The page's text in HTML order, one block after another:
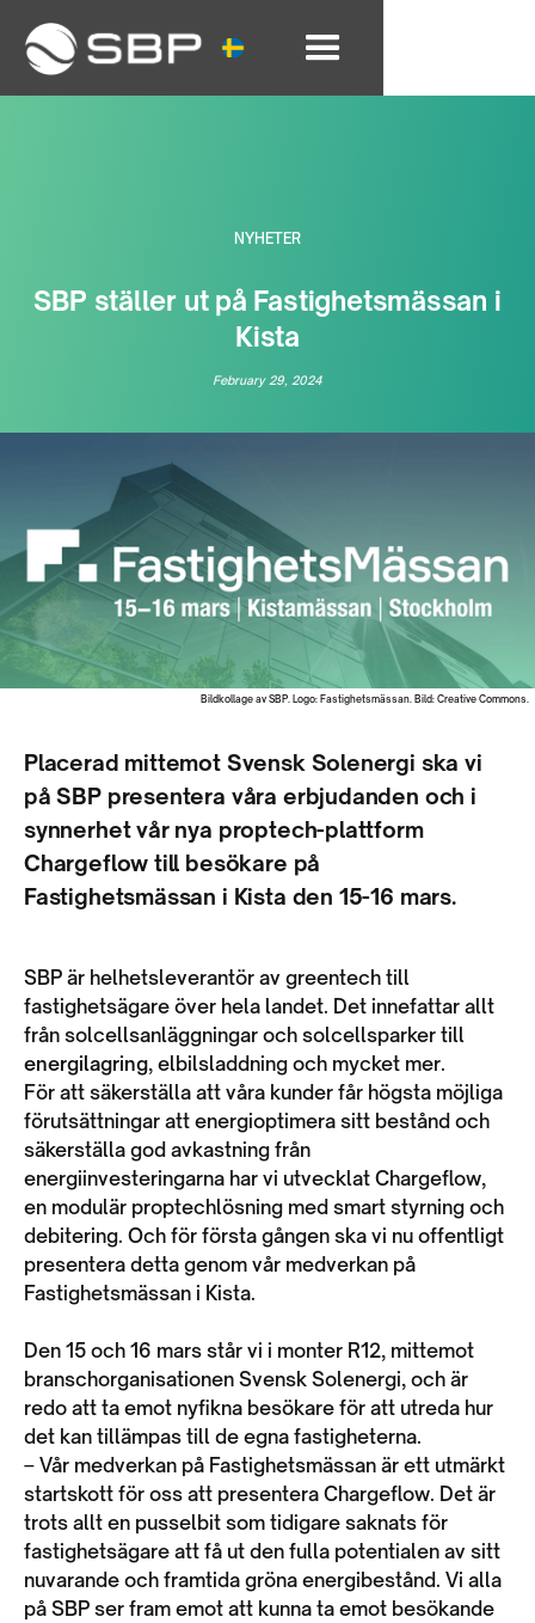
NYHETER
SBP ställer ut på Fastighetsmässan i
Kista
February 29, 2024
Bildkollage av SBP. Logo: Fastighetsmässan. Bild: Creative Commons.
Placerad mittemot Svensk Solenergi ska vi
på SBP presentera våra erbjudanden och i
synnerhet vår nya proptech-plattform
Chargeflow till besökare på
Fastighetsmässan i Kista den 15-16 mars.
SBP är helhetsleverantör av greentech till
fastighetsägare över hela landet. Det innefattar allt
från solcellsanläggningar och solcellsparker till
energilagring, elbilsladdning och mycket mer.
För att säkerställa att våra kunder får högsta möjliga
förutsättningar att energioptimera sitt bestånd och
säkerställa god avkastning från
energiinvesteringarna har vi utvecklat Chargeflow,
en modulär proptechlösning med smart styrning och
debitering. Och för första gången ska vi nu offentligt
presentera detta genom vår medverkan på
Fastighetsmässan i Kista.
Den 15 och 16 mars står vi i monter R12, mittemot
branschorganisationen Svensk Solenergi, och är
redo att ta emot nyfikna besökare för att utreda hur
det kan tillämpas till de egna fastigheterna.
– Vår medverkan på Fastighetsmässan är ett utmärkt
startskott för oss att presentera Chargeflow. Det är
trots allt en pusselbit som tidigare saknats för
fastighetsägare att få ut den fulla potentialen av sitt
nuvarande och framtida gröna energibestånd. Vi alla
på SBP ser fram emot att kunna ta emot besökande